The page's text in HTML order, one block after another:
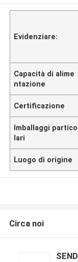
Evidenziare:
Capacità di alime
ntazione
Certificazione
Imballaggi partico
lari
Luogo di origine
Circa noi